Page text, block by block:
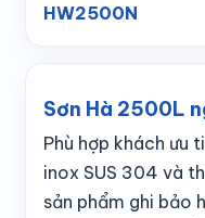
HW2500N
Sơn Hà 2500L
Phù hợp khách ưu
inox SUS 304 và
sản phẩm ghi bảo